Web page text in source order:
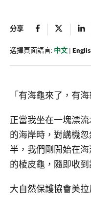
分享
選擇頁面語言: 中文 |
「有海龜來了，有
正當我坐在一塊漂
的海岸時，對講機
半，我們剛開始在
的棱皮龜，隨即收
大自然保護協會美